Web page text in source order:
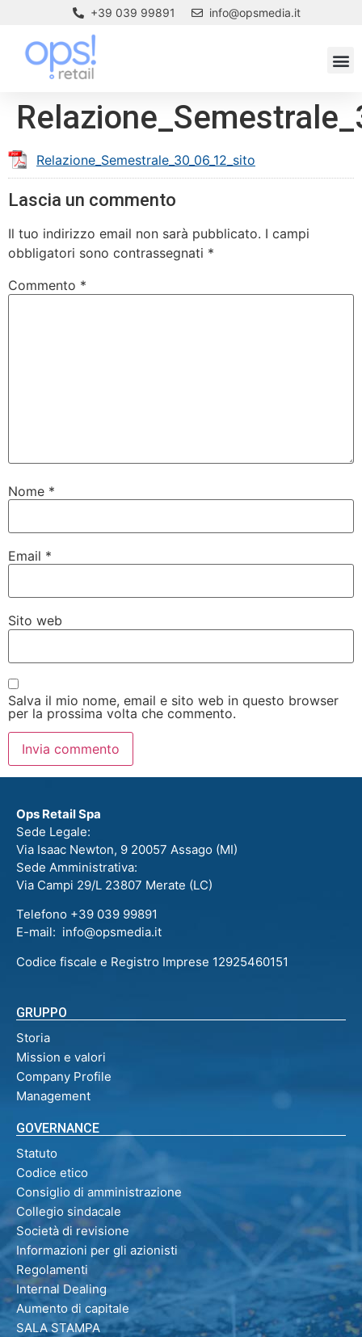
+39 039 99891 info@opsmedia.it
Relazione_Semestrale_30_06_12_sito
Lascia un commento
Il tuo indirizzo email non sarà pubblicato. I campi
obbligatori sono contrassegnati *
Commento *
Nome *
Email *
Sito web
Salva il mio nome, email e sito web in questo browser
per la prossima volta che commento.
Ops Retail Spa
Sede Legale:
Via Isaac Newton, 9 20057 Assago (MI)
Sede Amministrativa:
Via Campi 29/L 23807 Merate (LC)
Telefono +39 039 99891
E-mail: info@opsmedia.it
Codice fiscale e Registro Imprese 12925460151
GRUPPO
Storia
Mission e valori
Company Profile
Management
GOVERNANCE
Statuto
Codice etico
Consiglio di amministrazione
Collegio sindacale
Società di revisione
Informazioni per gli azionisti
Regolamenti
Internal Dealing
Aumento di capitale
SALA STAMPA